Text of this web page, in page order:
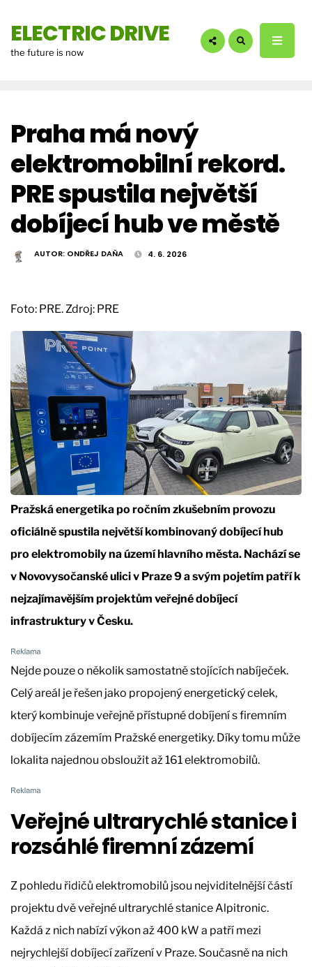
ELECTRIC DRIVE
the future is now
Praha má nový
elektromobilní rekord.
PRE spustila největší
dobíjecí hub ve městě
AUTOR: ONDŘEJ DAŇA 4. 6. 2026
Foto: PRE. Zdroj: PRE
Pražská energetika po ročním zkušebním provozu
oficiálně spustila největší kombinovaný dobíjecí hub
pro elektromobily na území hlavního města. Nachází se
v Novovysočanské ulici v Praze 9 a svým pojetím patří k
nejzajímavějším projektům veřejné dobíjecí
infrastruktury v Česku.
Nejde pouze o několik samostatně stojících nabíječek.
Celý areál je řešen jako propojený energetický celek,
který kombinuje veřejně přístupné dobíjení s firemním
dobíjecím zázemím Pražské energetiky. Díky tomu může
lokalita najednou obsloužit až 161 elektromobilů.
Veřejné ultrarychlé stanice i
rozsáhlé firemní zázemí
Z pohledu řidičů elektromobilů jsou nejviditelnější částí
projektu dvě veřejné ultrarychlé stanice Alpitronic.
Každá z nich nabízí výkon až 400 kW a patří mezi
nejrychlejší dobíjecí zařízení v Praze. Současně na nich